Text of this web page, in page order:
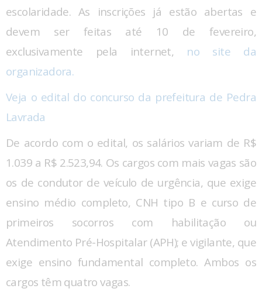
escolaridade. As inscrições já estão abertas e
devem ser feitas até 10 de fevereiro,
exclusivamente pela internet, no site da
organizadora.
Veja o edital do concurso da prefeitura de Pedra
Lavrada
De acordo com o edital, os salários variam de R$
1.039 a R$ 2.523,94. Os cargos com mais vagas são
os de condutor de veículo de urgência, que exige
ensino médio completo, CNH tipo B e curso de
primeiros socorros com habilitação ou
Atendimento Pré-Hospitalar (APH); e vigilante, que
exige ensino fundamental completo. Ambos os
cargos têm quatro vagas.